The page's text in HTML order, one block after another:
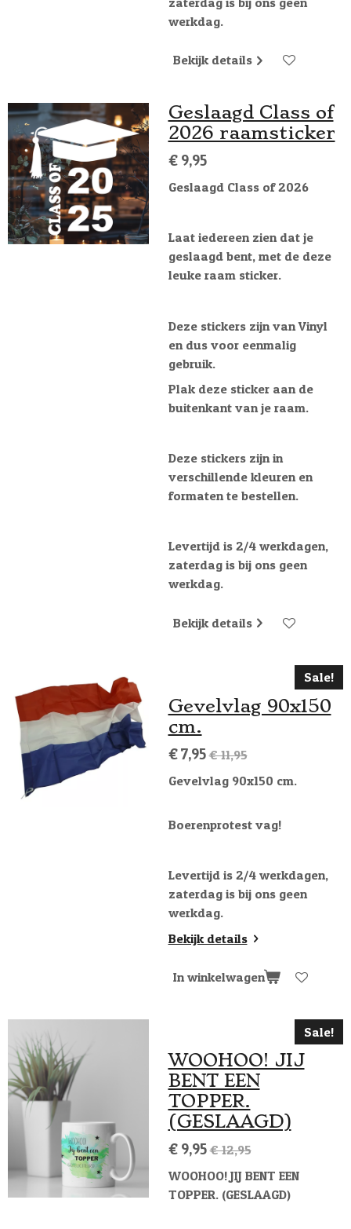
werkdag.
Bekijk details
Geslaagd Class of
2026 raamsticker
€ 9,95
Geslaagd Class of 2026
Laat iedereen zien dat je
geslaagd bent, met de deze
leuke raam sticker.
Deze stickers zijn van Vinyl
en dus voor eenmalig
gebruik.
Plak deze sticker aan de
buitenkant van je raam.
Deze stickers zijn in
verschillende kleuren en
formaten te bestellen.
Levertijd is 2/4 werkdagen,
zaterdag is bij ons geen
werkdag.
Bekijk details
Sale!
Gevelvlag 90x150
cm.
€ 7,95 € 11,95
Gevelvlag 90x150 cm.
Boerenprotest vag!
Levertijd is 2/4 werkdagen,
zaterdag is bij ons geen
werkdag.
Bekijk details
In winkelwagen
Sale!
WOOHOO! JIJ
BENT EEN
TOPPER.
(GESLAAGD)
€ 9,95 € 12,95
WOOHOO! JIJ BENT EEN
TOPPER. (GESLAAGD)